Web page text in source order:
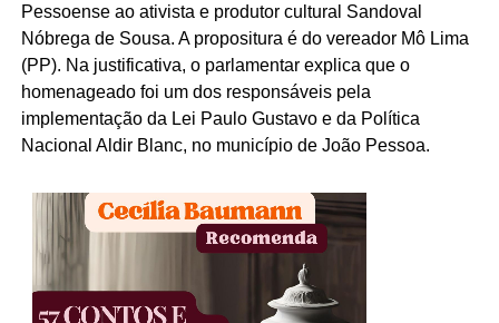
Pessoense ao ativista e produtor cultural Sandoval
Nóbrega de Sousa. A propositura é do vereador Mô Lima
(PP). Na justificativa, o parlamentar explica que o
homenageado foi um dos responsáveis pela
implementação da Lei Paulo Gustavo e da Política
Nacional Aldir Blanc, no município de João Pessoa.